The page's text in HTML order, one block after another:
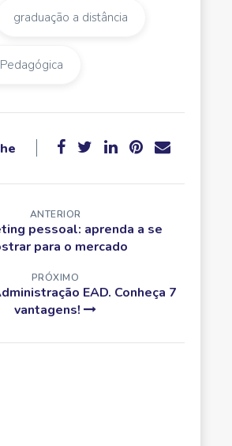
graduação a distância
ANTERIOR
pessoal: aprenda a se
para o mercado
PRÓXIMO
EAD. Conheça 7
vantagens!